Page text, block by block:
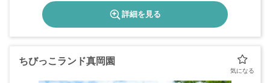
詳細を見る
ちびっこランド真岡園